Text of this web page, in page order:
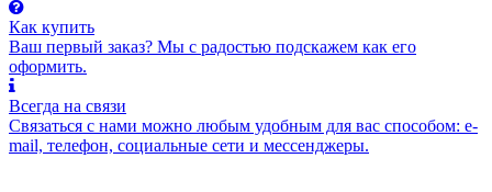
Как купить
Ваш первый заказ? Мы с радостью подскажем как его
оформить.
Всегда на связи
Связаться с нами можно любым удобным для вас способом: e-
mail, телефон, социальные сети и мессенджеры.